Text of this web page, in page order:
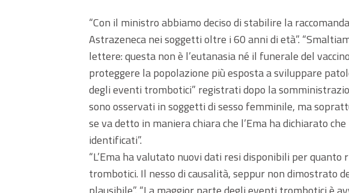
“Con il ministro abbiamo deciso di stabilire la
Astrazeneca nei soggetti oltre i 60 anni di età”.
lettere: questa non è l’eutanasia né il funerale del
proteggere la popolazione più esposta a sviluppare
degli eventi trombotici” registrati dopo la
sono osservati in soggetti di sesso femminile, ma
se va detto in maniera chiara che l’Ema ha dichiarato
identificati”.
“L’Ema ha valutato nuovi dati resi disponibili per
trombotici. Il nesso di causalità, seppur non dimostrato